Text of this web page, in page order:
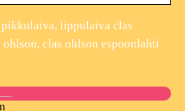
lippulaiva clas
clas ohlson espoonlahti